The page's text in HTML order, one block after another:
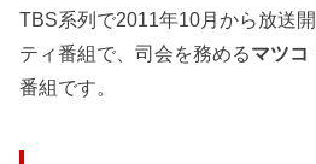
TBS系列で2011年10月から放送
ティ番組で、司会を務めるマツコ
番組です。